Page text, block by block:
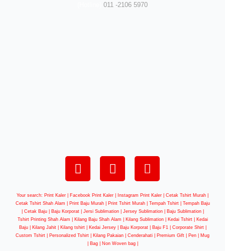
011 -2106 5970
Your search: Print Kaler | Facebook Print Kaler | Instagram Print Kaler | Cetak Tshirt Murah |
Cetak Tshirt Shah Alam | Print Baju Murah | Print Tshirt Murah | Tempah Tshirt | Tempah Baju
| Cetak Baju | Baju Korporat | Jersi Sublimation | Jersey Sublimation | Baju Sublimation |
Tshirt Printing Shah Alam | Kilang Baju Shah Alam | Kilang Sublimation | Kedai Tshirt | Kedai
Baju | Kilang Jahit | Kilang tshirt | Kedai Jersey | Baju Korporat | Baju F1 | Corporate Shirt |
Custom Tshirt | Personalized Tshirt | Kilang Pakaian | Cenderahati | Premium Gift | Pen | Mug
| Bag | Non Woven bag |